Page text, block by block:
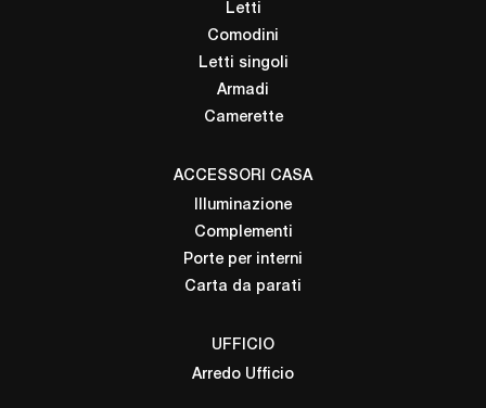
Letti
Comodini
Letti singoli
Armadi
Camerette
ACCESSORI CASA
Illuminazione
Complementi
Porte per interni
Carta da parati
UFFICIO
Arredo Ufficio